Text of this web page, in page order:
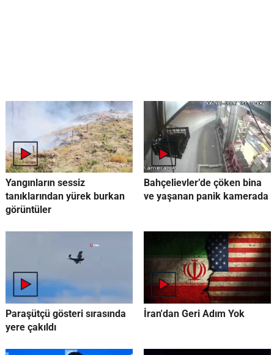
Yangınların sessiz
tanıklarından yürek burkan
görüntüler
Bahçelievler’de çöken bina
ve yaşanan panik kamerada
Paraşütçü gösteri sırasında
yere çakıldı
İran'dan Geri Adım Yok